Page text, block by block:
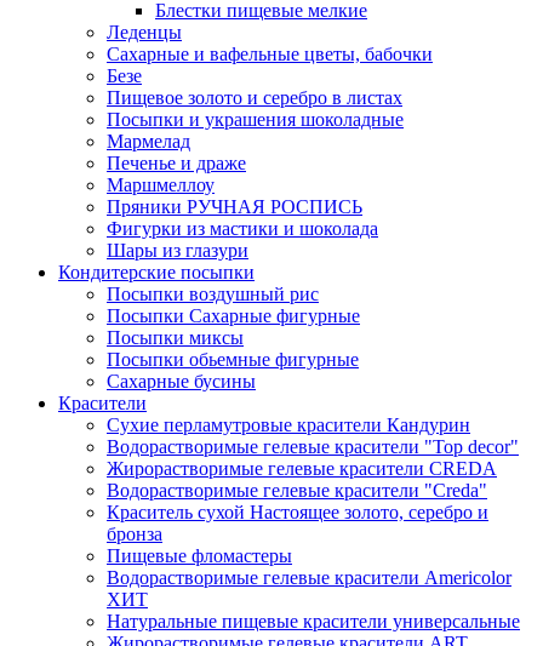
Блестки пищевые мелкие
Леденцы
Сахарные и вафельные цветы, бабочки
Безе
Пищевое золото и серебро в листах
Посыпки и украшения шоколадные
Мармелад
Печенье и драже
Маршмеллоу
Пряники РУЧНАЯ РОСПИСЬ
Фигурки из мастики и шоколада
Шары из глазури
Кондитерские посыпки
Посыпки воздушный рис
Посыпки Сахарные фигурные
Посыпки миксы
Посыпки обьемные фигурные
Сахарные бусины
Красители
Сухие перламутровые красители Кандурин
Водорастворимые гелевые красители "Top decor"
Жирорастворимые гелевые красители CREDA
Водорастворимые гелевые красители "Creda"
Краситель сухой Настоящее золото, серебро и
бронза
Пищевые фломастеры
Водорастворимые гелевые красители Americolor
ХИТ
Натуральные пищевые красители универсальные